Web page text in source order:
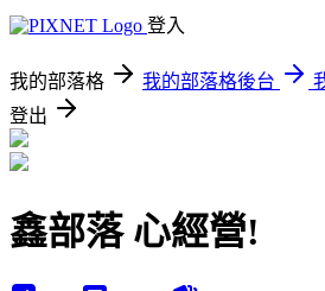
登入
我的部落格 我的部落格後台
登出
鑫部落 心經營!